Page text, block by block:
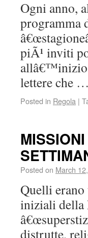
Ogni anno,
programma
piÃ¹ inviti
allâ€™inizio
lettere che …
Posted in Regola |
Posted on March
Quelli
iniziali della
distrutte,